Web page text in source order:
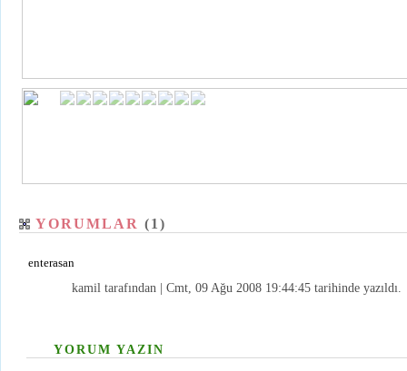
YORUMLAR (1)
enterasan
kamil tarafından | Cmt, 09 Ağu 2008 19:44:45 tarihinde yazıldı.
YORUM YAZIN